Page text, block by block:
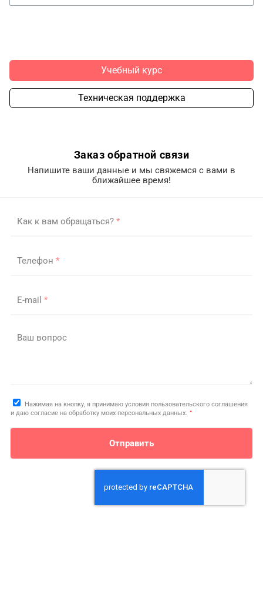
Учебный курс
Техническая поддержка
Заказ обратной связи
Напишите ваши данные и мы свяжемся с вами в
ближайшее время!
Как к вам обращаться? *
Телефон *
E-mail *
Ваш вопрос
Нажимая на кнопку, я принимаю условия пользовательского соглашения
и даю согласие на обработку моих персональных данных. *
Отправить